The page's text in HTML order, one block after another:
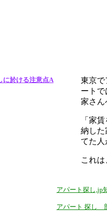
に於ける注意点A
東京で
ート
家さん
「家
納した
てた人
これ
アパート探し,jp
アパート 探し